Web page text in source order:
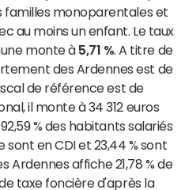
familles monoparentales et
au moins un enfant. Le taux
monte à 5,71 % . A titre de
des Ardennes est de
de référence est de
il monte à 34 312 euros
% des habitants salariés
en CDI et 23,44 % sont
Ardennes affiche 21,78 % de
taxe foncière d'après la